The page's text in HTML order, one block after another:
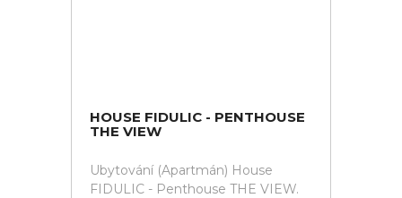
HOUSE FIDULIC - PENTHOUSE
THE VIEW
Ubytování (Apartmán) House
FIDULIC - Penthouse THE VIEW.